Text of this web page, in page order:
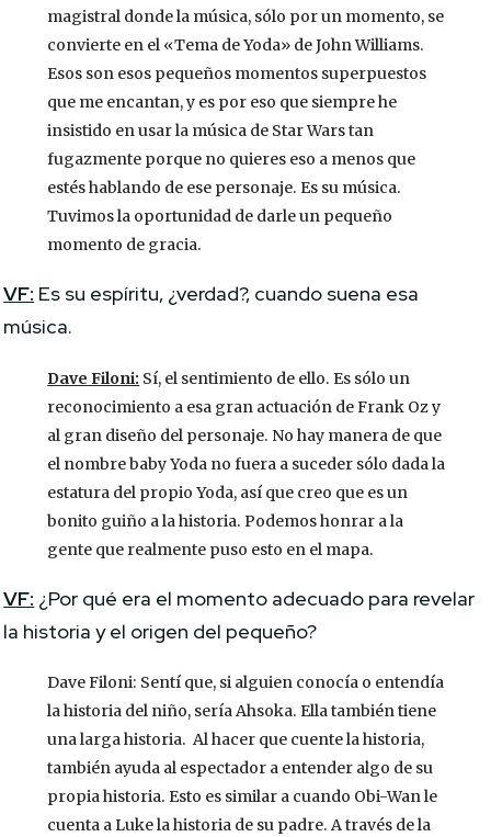
magistral donde la música, sólo por un momento, se
convierte en el «Tema de Yoda» de John Williams.
Esos son esos pequeños momentos superpuestos
que me encantan, y es por eso que siempre he
insistido en usar la música de Star Wars tan
fugazmente porque no quieres eso a menos que
estés hablando de ese personaje. Es su música.
Tuvimos la oportunidad de darle un pequeño
momento de gracia.
VF: Es su espíritu, ¿verdad?, cuando suena esa
música.
Dave Filoni: Sí, el sentimiento de ello. Es sólo un
reconocimiento a esa gran actuación de Frank Oz y
al gran diseño del personaje. No hay manera de que
el nombre baby Yoda no fuera a suceder sólo dada la
estatura del propio Yoda, así que creo que es un
bonito guiño a la historia. Podemos honrar a la
gente que realmente puso esto en el mapa.
VF: ¿Por qué era el momento adecuado para revelar
la historia y el origen del pequeño?
Dave Filoni: Sentí que, si alguien conocía o entendía
la historia del niño, sería Ahsoka. Ella también tiene
una larga historia. Al hacer que cuente la historia,
también ayuda al espectador a entender algo de su
propia historia. Esto es similar a cuando Obi-Wan le
cuenta a Luke la historia de su padre. A través de la